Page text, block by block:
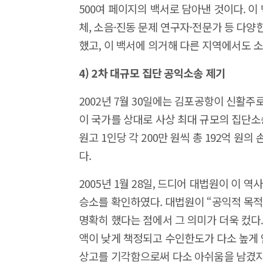
500여 페이지의 백서로 담아낸 것이다.
체, 소음·진동 문제 연구자·전문가 등 다
했고, 이 백서에 의거해 다른 지역에서도
4) 2차 대규모 집단 공익소송 제기
2002년 7월 30일에는 김포공항이 신활주
이 국가를 상대로 사상 최대 규모의 집단
원고 1인당 각 200만 원씩 총 192억 원의
다.
2005년 1월 28일, 드디어 대법원이 이 역
승소를 확인하였다. 대법원이 “공익적 목
명확히 했다는 점에서 그 의미가 더욱 컸
액이 낮게 책정되고 수인한도가 다소 높
상고를 기각함으로써 다소 아쉬움을 남